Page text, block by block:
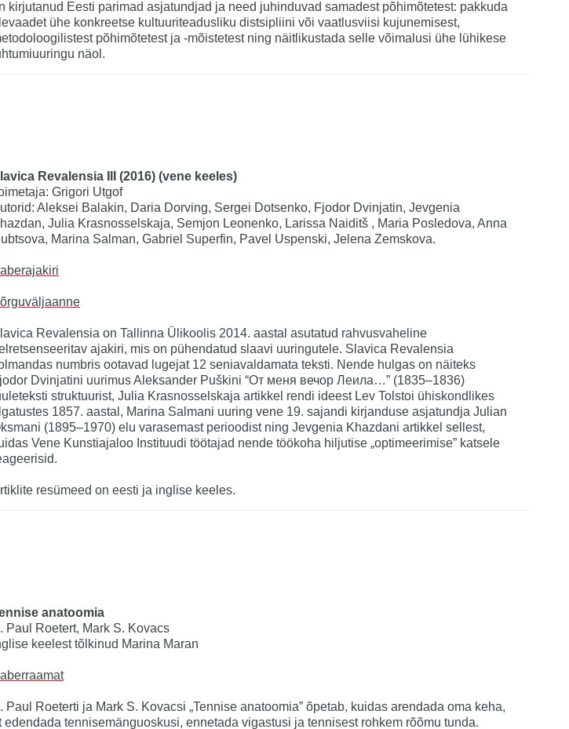
kirjutanud Eesti parimad asjatundjad ja need juhinduvad samadest põhimõtetest: pakkuda
ühe konkreetse kultuuriteadusliku distsipliini või vaatlusviisi kujunemisest,
põhimõtetest ja -mõistetest ning näitlikustada selle võimalusi ühe lühikese
näol.
Revalensia III (2016) (vene keeles)
Grigori Utgof
Aleksei Balakin, Daria Dorving, Sergei Dotsenko, Fjodor Dvinjatin, Jevgenia
Julia Krasnosselskaja, Semjon Leonenko, Larissa Naiditš , Maria Posledova, Anna
Marina Salman, Gabriel Superfin, Pavel Uspenski, Jelena Zemskova.
Revalensia on Tallinna Ülikoolis 2014. aastal asutatud rahvusvaheline
ajakiri, mis on pühendatud slaavi uuringutele. Slavica Revalensia
numbris ootavad lugejat 12 seniavaldamata teksti. Nende hulgas on näiteks
Dvinjatini uurimus Aleksander Puškini “От меня вечор Леила…” (1835–1836)
struktuurist, Julia Krasnosselskaja artikkel rendi ideest Lev Tolstoi ühiskondlikes
1857. aastal, Marina Salmani uuring vene 19. sajandi kirjanduse asjatundja Julian
(1895–1970) elu varasemast perioodist ning Jevgenia Khazdani artikkel sellest,
Vene Kunstiajaloo Instituudi töötajad nende töökoha hiljutise „optimeerimise” katsele
resümeed on eesti ja inglise keeles.
anatoomia
Paul Roetert, Mark S. Kovacs
keelest tõlkinud Marina Maran
Paul Roeterti ja Mark S. Kovacsi „Tennise anatoomia” õpetab, kuidas arendada oma keha,
edendada tennisemänguoskusi, ennetada vigastusi ja tennisest rohkem rõõmu tunda.